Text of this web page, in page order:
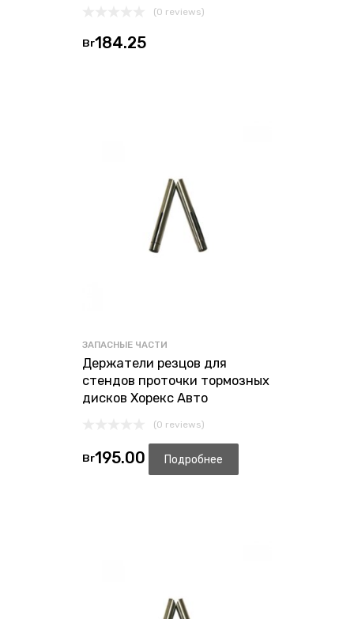
(0 reviews)
Br184.25
ЗАПАСНЫЕ ЧАСТИ
Держатели резцов для
стендов проточки тормозных
дисков Хорекс Авто
(0 reviews)
Br195.00 Подробнее